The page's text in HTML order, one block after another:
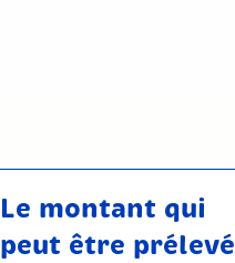
Le montant qui
peut être prélevé